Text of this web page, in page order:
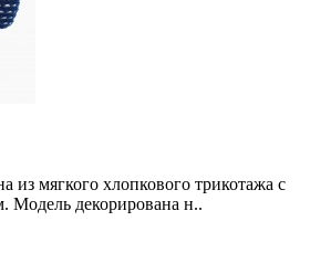
из мягкого хлопкового трикотажа с
Модель декорирована н..